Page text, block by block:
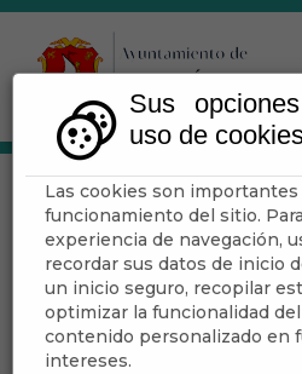
Sus
uso de
Las cookies son
funcionamiento del sitio.
experiencia de navegación,
recordar sus datos de inicio
un inicio seguro, recopilar
optimizar la funcionalidad
contenido personalizado en
intereses.
Tablón de
Pleno
El año del índice es el año